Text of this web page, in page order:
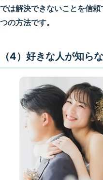
では解決できないことを信
つの方法です。
（4）好きな人が知ら